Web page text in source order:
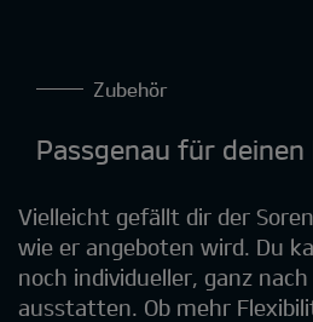
Zubehör
Passgenau für deinen
Vielleicht gefällt dir der
wie er angeboten wird. Du
noch individueller, ganz
ausstatten. Ob mehr